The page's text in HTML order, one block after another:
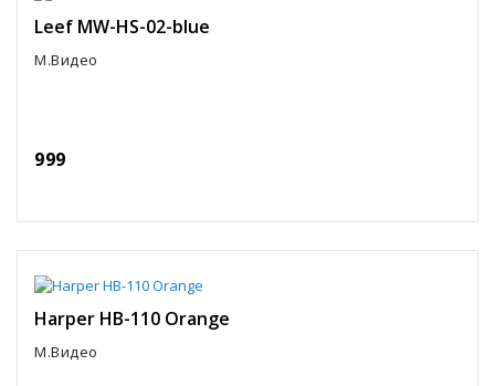
Leef MW-HS-02-blue
М.Видео
999
Harper HB-110 Orange
М.Видео